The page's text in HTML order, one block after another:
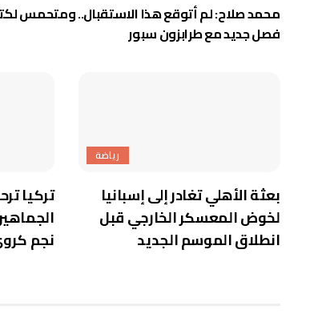
محمد صلاح: لم أتوقع هذا الاستقبال.. ومتحمس
فصل جديد مع طرابزون سبور
رياضة
بعثة الأهلي تغادر إلى إسبانيا
لخوض المعسكر الخارجي قبل
انطلاق الموسم الجديد
تركيا
نجم